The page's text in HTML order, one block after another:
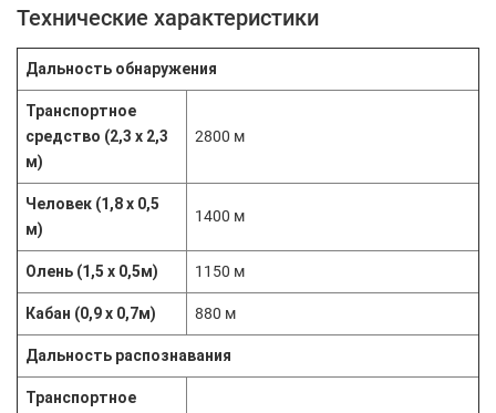
Технические характеристики
Дальность обнаружения
Транспортное
средство (2,3 x 2,3
м)
2800 м
Человек (1,8 x 0,5
м)
1400 м
Олень (1,5 x 0,5м) 1150 м
Кабан (0,9 x 0,7м) 880 м
Дальность распознавания
Транспортное